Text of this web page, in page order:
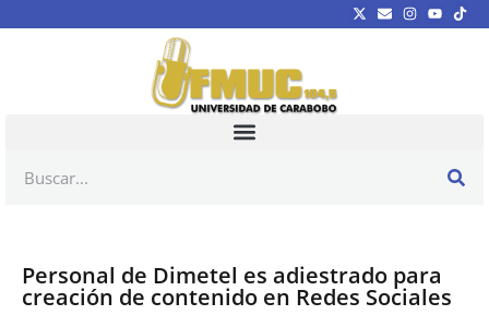
Personal de Dimetel es adiestrado para
creación de contenido en Redes Sociales